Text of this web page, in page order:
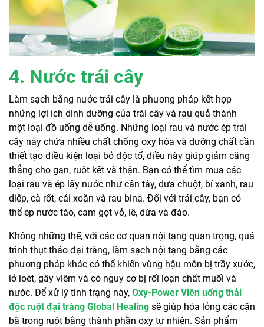
4. Nước trái cây
Làm sạch bằng nước trái cây là phương pháp kết hợp
những lợi ích dinh dưỡng của trái cây và rau quả thành
một loại đồ uống dễ uống. Những loại rau và nước ép trái
cây này chứa nhiều chất chống oxy hóa và dưỡng chất cần
thiết tạo điều kiện loại bỏ độc tố, điều này giúp giảm căng
thẳng cho gan, ruột kết và thận. Bạn có thể tìm mua các
loại rau và ép lấy nước như cần tây, dưa chuột, bí xanh, rau
diếp, cà rốt, cải xoăn và rau bina. Đối với trái cây, bạn có
thể ép nước táo, cam gọt vỏ, lê, dứa và đào.
Không những thế, với các cơ quan nội tạng quan trọng, quá
trình thụt tháo đại tràng, làm sạch nội tạng bằng các
phương pháp khác có thể khiến vùng hậu môn bị trầy xước,
lở loét, gây viêm và có nguy cơ bị rối loạn chất muối và
nước. Để xử lý tình trạng này, Oxy-Power Viên uống thải
độc ruột đại tràng Global Healing sẽ giúp hóa lỏng các cặn
bã trong ruột bằng thành phần oxy tự nhiên. Sản phẩm